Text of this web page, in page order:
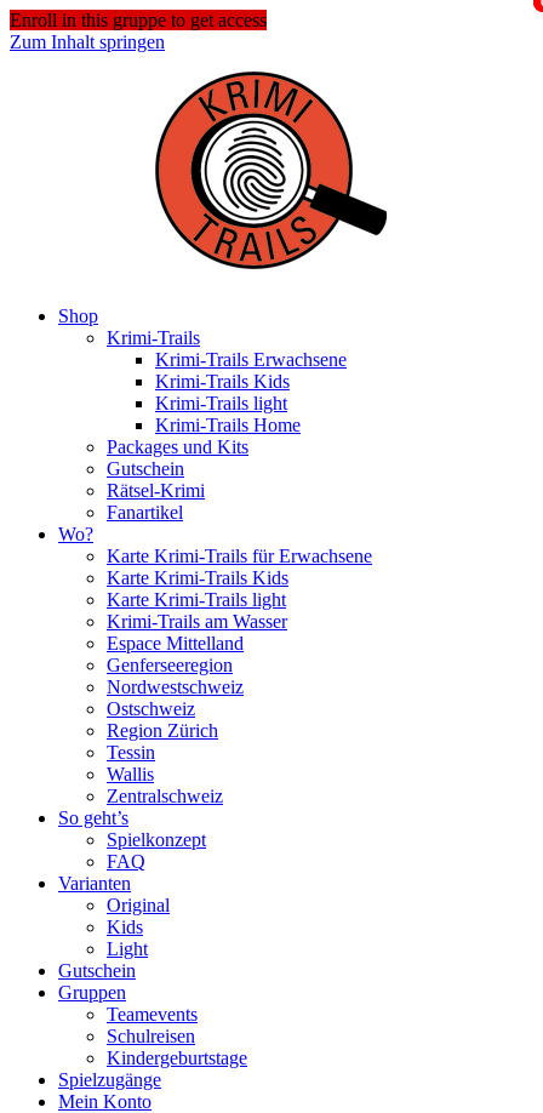
Enroll in this gruppe to get access
Zum Inhalt springen
Shop
Krimi-Trails
Krimi-Trails Erwachsene
Krimi-Trails Kids
Krimi-Trails light
Krimi-Trails Home
Packages und Kits
Gutschein
Rätsel-Krimi
Fanartikel
Wo?
Karte Krimi-Trails für Erwachsene
Karte Krimi-Trails Kids
Karte Krimi-Trails light
Krimi-Trails am Wasser
Espace Mittelland
Genferseeregion
Nordwestschweiz
Ostschweiz
Region Zürich
Tessin
Wallis
Zentralschweiz
So geht’s
Spielkonzept
FAQ
Varianten
Original
Kids
Light
Gutschein
Gruppen
Teamevents
Schulreisen
Kindergeburtstage
Spielzugänge
Mein Konto